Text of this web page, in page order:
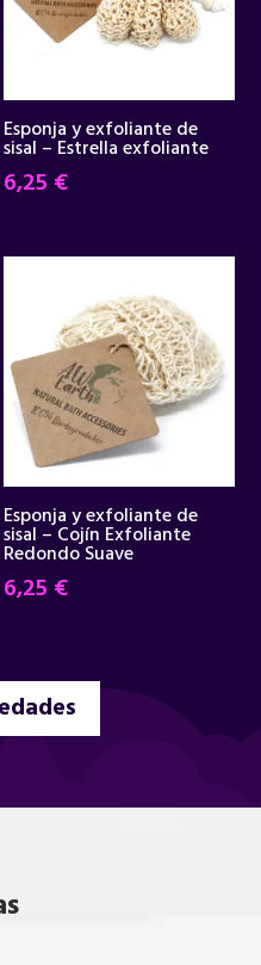
Esponja y exfoliante de
sisal – Estrella exfoliante
6,25 €
Esponja y exfoliante de
sisal – Cojín Exfoliante
Redondo Suave
6,25 €